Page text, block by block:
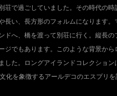
荘で過ごしていました。その時代の時
長い、長方形のフォルムになります。
ドへ、橋を渡って別荘に行く。縦長の
ジでもあります。このような背景から
した。ロングアイランドコレクショ
化を象徴するアールデコのエスプリを